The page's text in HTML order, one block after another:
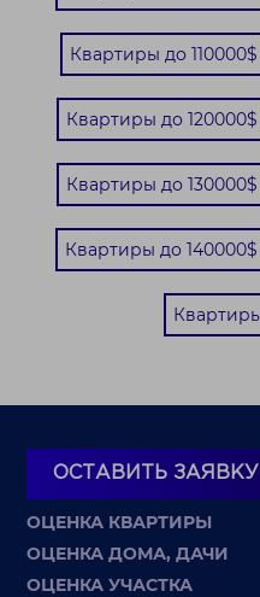
Квартиры до 110000$
Квартиры до 120000$
Квартиры до 130000$
Квартиры до 140000$
ОСТАВИТЬ ЗАЯВКУ
ОЦЕНКА КВАРТИРЫ
ОЦЕНКА ДОМА, ДАЧИ
ОЦЕНКА УЧАСТКА